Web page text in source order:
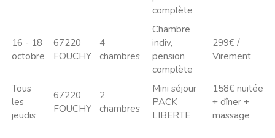
complète
16 - 18
octobre
67220
FOUCHY
4
chambres
Chambre
indiv,
pension
complète
299€ /
Virement
Tous
les
jeudis
67220
FOUCHY
2
chambres
Mini séjour
PACK
LIBERTE
158€ nuitée
+ dîner +
massage